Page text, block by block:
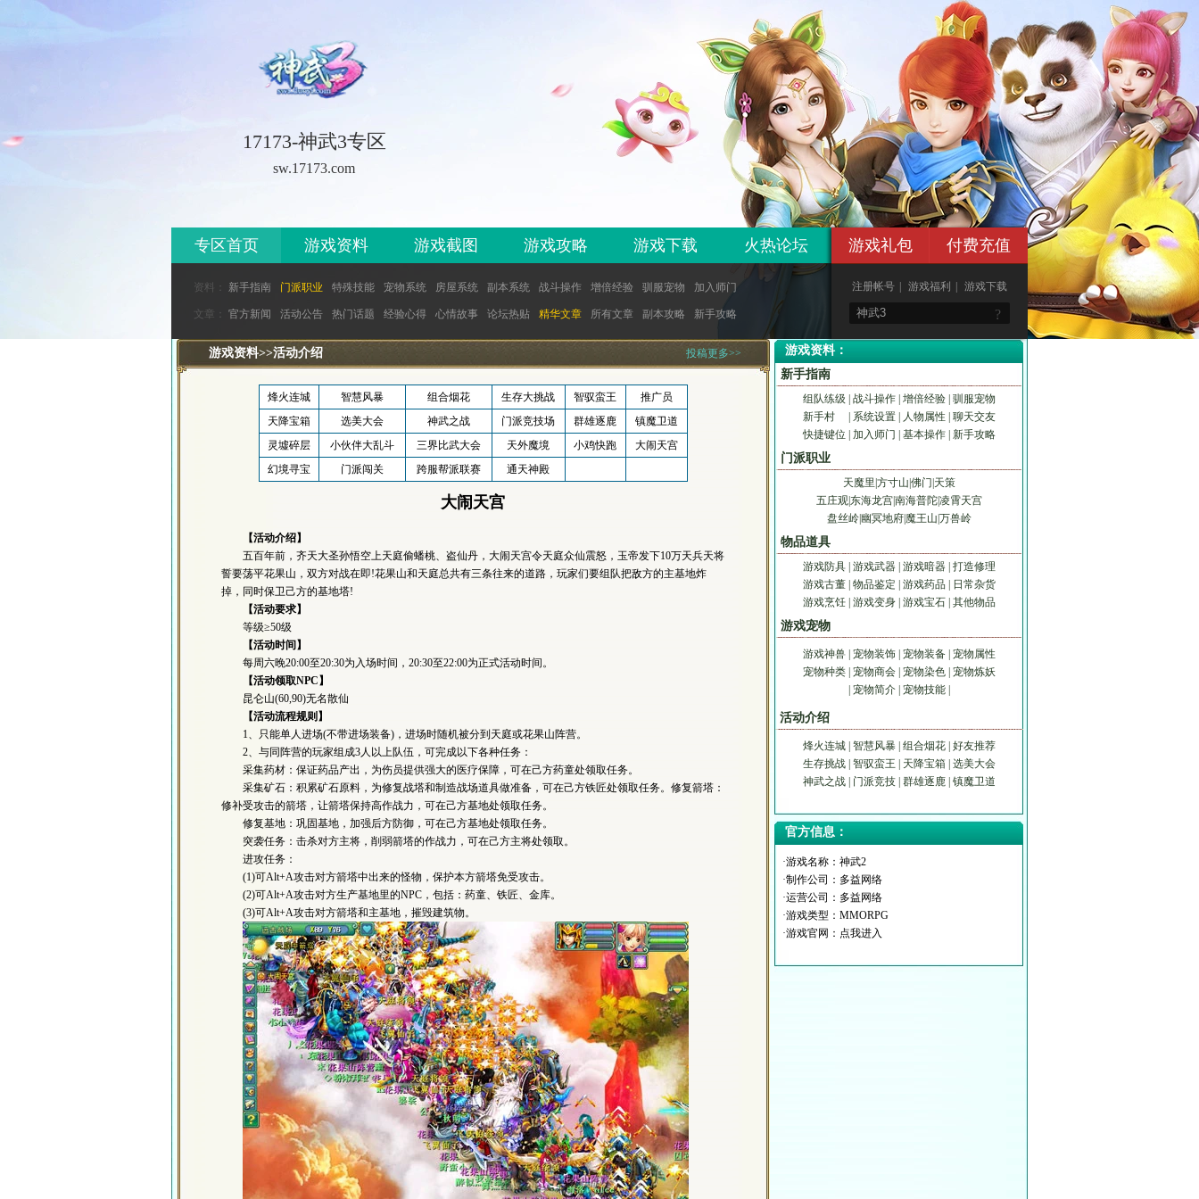
17173-神武3专区
sw.17173.com
专区首页 游戏资料 游戏截图 游戏攻略 游戏下载 火热论坛
资料： 新手指南 门派职业 特殊技能 宠物系统 房屋系统 副本系统 战斗操作 增倍经验 驯服宠物 加入师门
文章： 官方新闻 活动公告 热门话题 经验心得 心情故事 论坛热贴 精华文章 所有文章 副本攻略 新手攻略
游戏礼包 付费充值
注册帐号 游戏福利 游戏下载
?
游戏资料>>活动介绍 投稿更多>>
烽火连城 智慧风暴 组合烟花 生存大挑战 智驭蛮王
推广员
天降宝箱
选美大会 神武之战 门派竞技场 群雄逐鹿
镇魔卫道
灵墟碎层
小伙伴大乱斗 三界比武大会 天外魔境 小鸡快跑
大闹天宫
幻境寻宝
门派闯关 跨服帮派联赛 通天神殿
大闹天宫
【活动介绍】
五百年前，齐天大圣孙悟空上天庭偷蟠桃、盗仙丹，大闹天宫令天庭众仙震怒，玉帝发下10万天兵天将
誓要荡平花果山，双方对战在即!花果山和天庭总共有三条往来的道路，玩家们要组队把敌方的主基地炸
掉，同时保卫己方的基地塔!
【活动要求】
等级≥50级
【活动时间】
每周六晚20:00至20:30为入场时间，20:30至22:00为正式活动时间。
【活动领取NPC】
昆仑山(60,90)无名散仙
【活动流程规则】
1、只能单人进场(不带进场装备)，进场时随机被分到天庭或花果山阵营。
2、与同阵营的玩家组成3人以上队伍，可完成以下各种任务：
采集药材：保证药品产出，为伤员提供强大的医疗保障，可在己方药童处领取任务。
采集矿石：积累矿石原料，为修复战塔和制造战场道具做准备，可在己方铁匠处领取任务。修复箭塔：
修补受攻击的箭塔，让箭塔保持高作战力，可在己方基地处领取任务。
修复基地：巩固基地，加强后方防御，可在己方基地处领取任务。
突袭任务：击杀对方主将，削弱箭塔的作战力，可在己方主将处领取。
进攻任务：
(1)可Alt+A攻击对方箭塔中出来的怪物，保护本方箭塔免受攻击。
(2)可Alt+A攻击对方生产基地里的NPC，包括：药童、铁匠、金库。
(3)可Alt+A攻击对方箭塔和主基地，摧毁建筑物。
游戏资料：
新手指南
组队练级 战斗操作| 增倍经验| 驯服宠物
新手村| 系统设置| 人物属性
聊天交友
快捷键位
加入师门 基本操作| 新手攻略
门派职业
天魔里 方寸山 佛门 天策
五庄观| 东海龙宫|南海普陀|凌霄天宫
盘丝岭| 幽冥地府| 魔王山 万兽岭
物品道具
游戏防具| 游戏武器| 游戏暗器| 打造修理
游戏古董| 物品鉴定 游戏药品|
日常杂货
游戏烹饪| 游戏变身| 游戏宝石| 其他物品
游戏宠物
游戏神兽| 宠物装饰| 宠物装备| 宠物属性
宠物种类| 宠物商会| 宠物染色| 宠物炼妖
宠物简介| 宠物技能|
活动介绍
烽火连城| 智慧风暴| 组合烟花| 好友推荐
生存挑战| 智驭蛮王 天降宝箱
选美大会
神武之战| 门派竞技| 群雄逐鹿| 镇魔卫道
官方信息：
·游戏名称：神武2
·制作公司：多益网络
·运营公司：多益网络
·游戏类型：MMORPG
·游戏官网： 点我进入